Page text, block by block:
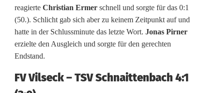
N
o
r
:
reagierte Christian Ermer schnell und sorgte für das 0:1
(50.). Schlicht gab sich aber zu keinem Zeitpunkt auf und
hatte in der Schlussminute das letzte Wort. Jonas Pirner
erzielte den Ausgleich und sorgte für den gerechten
Endstand.
FV Vilseck – TSV Schnaittenbach 4:1